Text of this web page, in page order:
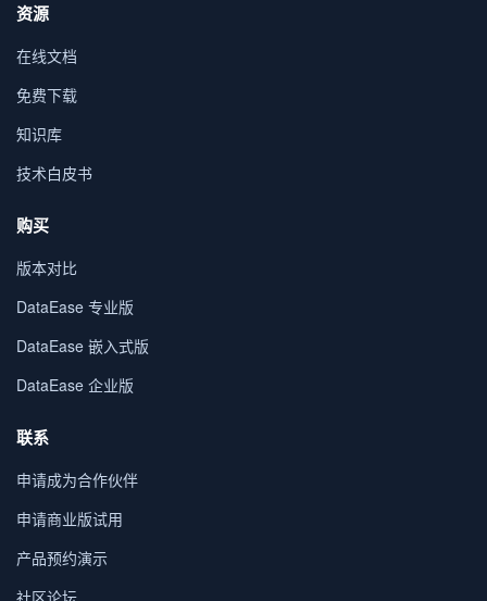
资源
在线文档
免费下载
知识库
技术白皮书
购买
版本对比
DataEase 专业版
DataEase 嵌入式版
DataEase 企业版
联系
申请成为合作伙伴
申请商业版试用
产品预约演示